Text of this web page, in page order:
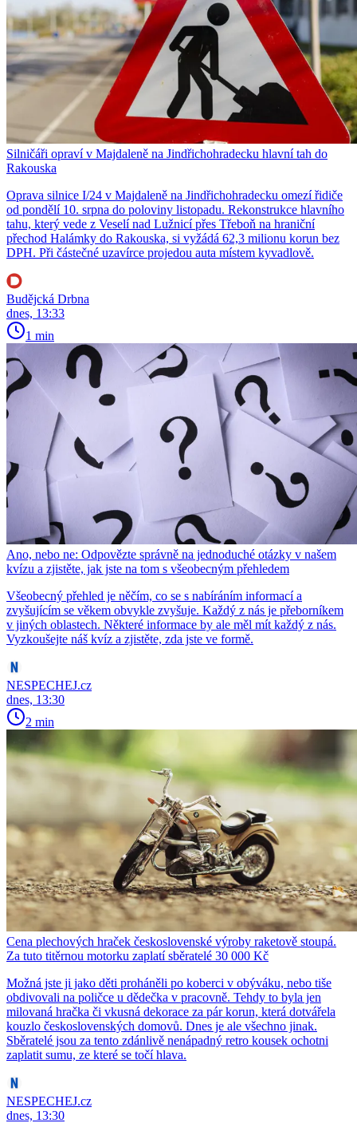
Silničáři opraví v Majdaleně na Jindřichohradecku hlavní tah do
Rakouska
Oprava silnice I/24 v Majdaleně na Jindřichohradecku omezí řidiče
od pondělí 10. srpna do poloviny listopadu. Rekonstrukce hlavního
tahu, který vede z Veselí nad Lužnicí přes Třeboň na hraniční
přechod Halámky do Rakouska, si vyžádá 62,3 milionu korun bez
DPH. Při částečné uzavírce projedou auta místem kyvadlově.
Budějcká Drbna
dnes, 13:33
1 min
Ano, nebo ne: Odpovězte správně na jednoduché otázky v našem
kvízu a zjistěte, jak jste na tom s všeobecným přehledem
Všeobecný přehled je něčím, co se s nabíráním informací a
zvyšujícím se věkem obvykle zvyšuje. Každý z nás je přeborníkem
v jiných oblastech. Některé informace by ale měl mít každý z nás.
Vyzkoušejte náš kvíz a zjistěte, zda jste ve formě.
NESPECHEJ.cz
dnes, 13:30
2 min
Cena plechových hraček československé výroby raketově stoupá.
Za tuto titěrnou motorku zaplatí sběratelé 30 000 Kč
Možná jste ji jako děti proháněli po koberci v obýváku, nebo tiše
obdivovali na poličce u dědečka v pracovně. Tehdy to byla jen
milovaná hračka či vkusná dekorace za pár korun, která dotvářela
kouzlo československých domovů. Dnes je ale všechno jinak.
Sběratelé jsou za tento zdánlivě nenápadný retro kousek ochotni
zaplatit sumu, ze které se točí hlava.
NESPECHEJ.cz
dnes, 13:30